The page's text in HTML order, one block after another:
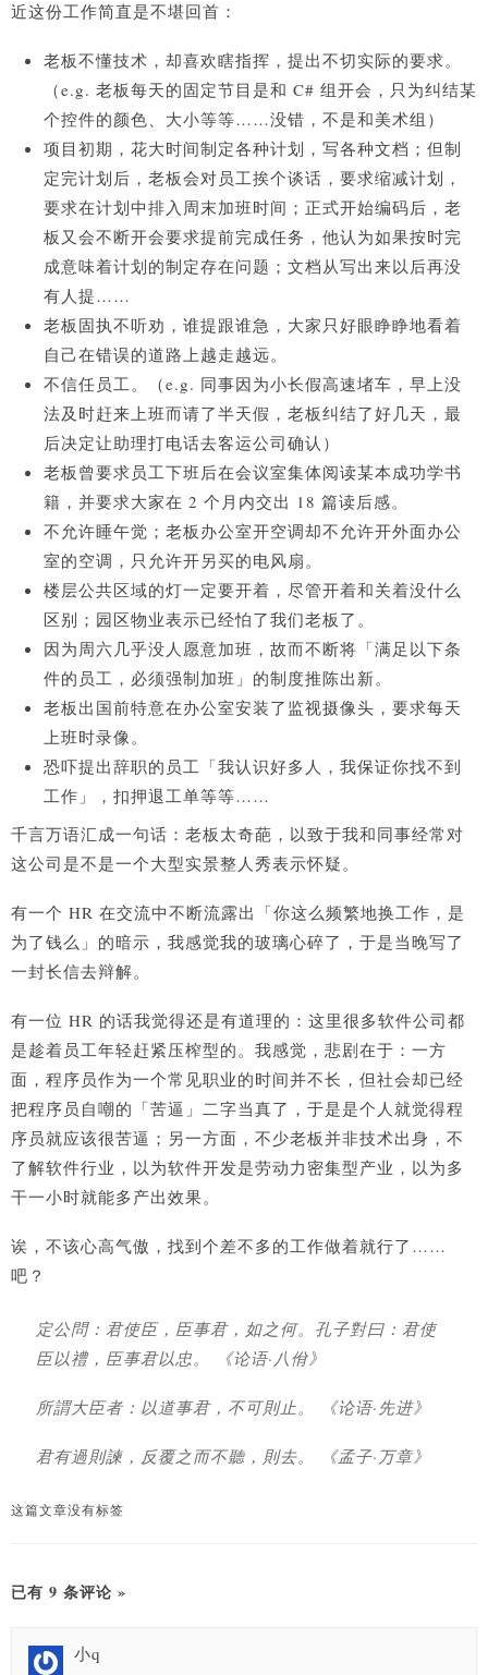
近这份工作简直是不堪回首：
老板不懂技术，却喜欢瞎指挥，提出不切实际的要求。
（e.g. 老板每天的固定节目是和 C# 组开会，只为纠结某
个控件的颜色、大小等等……没错，不是和美术组）
项目初期，花大时间制定各种计划，写各种文档；但制
定完计划后，老板会对员工挨个谈话，要求缩减计划，
要求在计划中排入周末加班时间；正式开始编码后，老
板又会不断开会要求提前完成任务，他认为如果按时完
成意味着计划的制定存在问题；文档从写出来以后再没
有人提……
老板固执不听劝，谁提跟谁急，大家只好眼睁睁地看着
自己在错误的道路上越走越远。
不信任员工。（e.g. 同事因为小长假高速堵车，早上没
法及时赶来上班而请了半天假，老板纠结了好几天，最
后决定让助理打电话去客运公司确认）
老板曾要求员工下班后在会议室集体阅读某本成功学书
籍，并要求大家在 2 个月内交出 18 篇读后感。
不允许睡午觉；老板办公室开空调却不允许开外面办公
室的空调，只允许开另买的电风扇。
楼层公共区域的灯一定要开着，尽管开着和关着没什么
区别；园区物业表示已经怕了我们老板了。
因为周六几乎没人愿意加班，故而不断将「满足以下条
件的员工，必须强制加班」的制度推陈出新。
老板出国前特意在办公室安装了监视摄像头，要求每天
上班时录像。
恐吓提出辞职的员工「我认识好多人，我保证你找不到
工作」，扣押退工单等等……
千言万语汇成一句话：老板太奇葩，以致于我和同事经常对
这公司是不是一个大型实景整人秀表示怀疑。
有一个 HR 在交流中不断流露出「你这么频繁地换工作，是
为了钱么」的暗示，我感觉我的玻璃心碎了，于是当晚写了
一封长信去辩解。
有一位 HR 的话我觉得还是有道理的：这里很多软件公司都
是趁着员工年轻赶紧压榨型的。我感觉，悲剧在于：一方
面，程序员作为一个常见职业的时间并不长，但社会却已经
把程序员自嘲的「苦逼」二字当真了，于是是个人就觉得程
序员就应该很苦逼；另一方面，不少老板并非技术出身，不
了解软件行业，以为软件开发是劳动力密集型产业，以为多
干一小时就能多产出效果。
诶，不该心高气傲，找到个差不多的工作做着就行了……
吧？
定公問：君使臣，臣事君，如之何。孔子對曰：君使
臣以禮，臣事君以忠。 《论语·八佾》
所謂大臣者：以道事君，不可則止。 《论语·先进》
君有過則諫，反覆之而不聽，則去。 《孟子·万章》
这篇文章没有标签
已有 9 条评论 »
小q